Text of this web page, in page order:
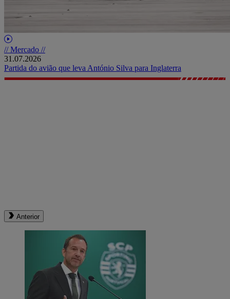
// Mercado //
31.07.2026
Partida do avião que leva António Silva para Inglaterra
Anterior